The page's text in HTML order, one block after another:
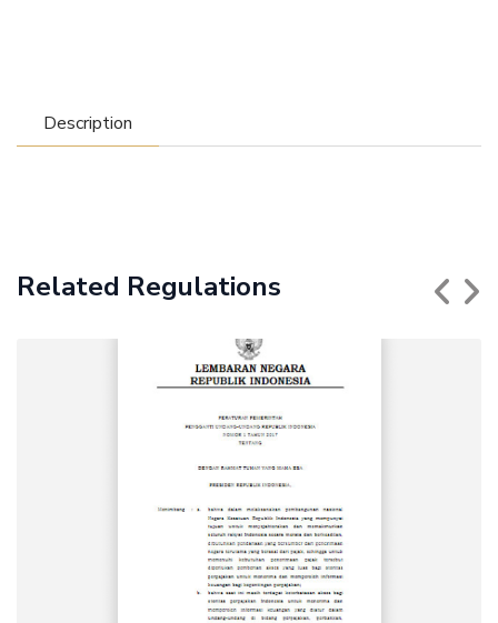
Description
Related Regulations